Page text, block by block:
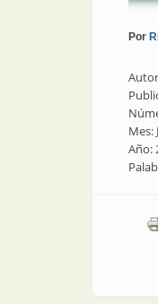
Por
Mes:
Año: